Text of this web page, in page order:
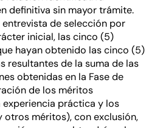
definitiva sin mayor trámite.
de selección por
inicial, las cinco (5)
hayan obtenido las cinco (5)
resultantes de la suma de las
obtenidas en la Fase de
de los méritos
práctica y los
méritos), con exclusión,